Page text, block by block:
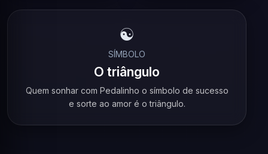
☯️
SÍMBOLO
O triângulo
Quem sonhar com Pedalinho o símbolo de sucesso
e sorte ao amor é o triângulo.